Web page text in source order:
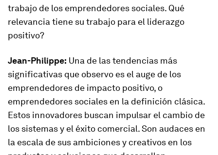
trabajo de los emprendedores sociales. Qué
relevancia tiene su trabajo para el liderazgo
positivo?
Jean-Philippe: Una de las tendencias más
significativas que observo es el auge de los
emprendedores de impacto positivo, o
emprendedores sociales en la definición clásica.
Estos innovadores buscan impulsar el cambio de
los sistemas y el éxito comercial. Son audaces en
la escala de sus ambiciones y creativos en los